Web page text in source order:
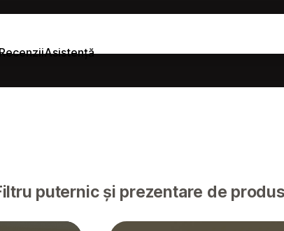
Asistență
puternic și prezentare de